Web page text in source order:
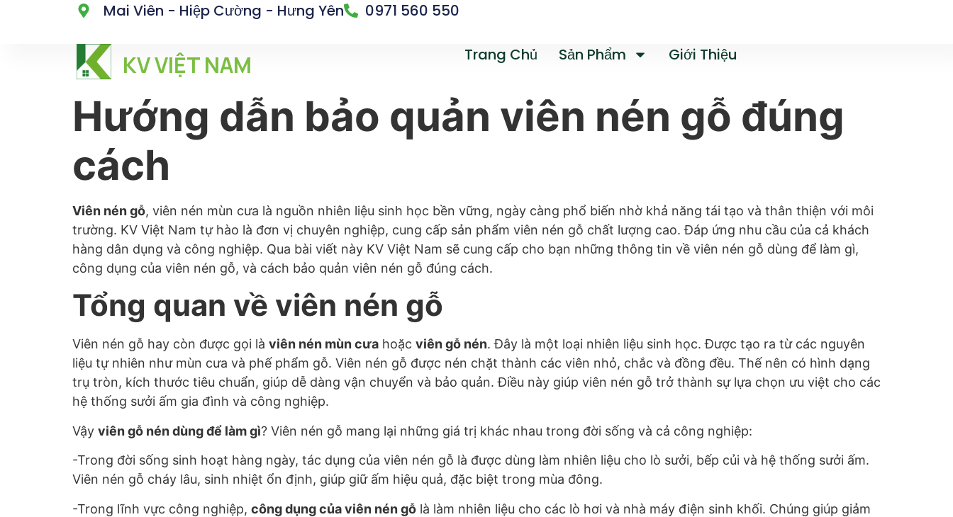
Mai Viên - Hiệp Cường - Hưng Yên 0971 560 550
KV VIỆT NAM Trang Chủ Sản Phẩm Giới Thiệu
Hướng dẫn bảo quản viên nén gỗ đúng
cách
Viên nén gỗ, viên nén mùn cưa là nguồn nhiên liệu sinh học bền vững, ngày càng phổ biến nhờ khả năng tái tạo và thân thiện với môi
trường. KV Việt Nam tự hào là đơn vị chuyên nghiệp, cung cấp sản phẩm viên nén gỗ chất lượng cao. Đáp ứng nhu cầu của cả khách
hàng dân dụng và công nghiệp. Qua bài viết này KV Việt Nam sẽ cung cấp cho bạn những thông tin về viên nén gỗ dùng để làm gì,
công dụng của viên nén gỗ, và cách bảo quản viên nén gỗ đúng cách.
Tổng quan về viên nén gỗ
Viên nén gỗ hay còn được gọi là viên nén mùn cưa hoặc viên gỗ nén. Đây là một loại nhiên liệu sinh học. Được tạo ra từ các nguyên
liệu tự nhiên như mùn cưa và phế phẩm gỗ. Viên nén gỗ được nén chặt thành các viên nhỏ, chắc và đồng đều. Thế nên có hình dạng
trụ tròn, kích thước tiêu chuẩn, giúp dễ dàng vận chuyển và bảo quản. Điều này giúp viên nén gỗ trở thành sự lựa chọn ưu việt cho các
hệ thống sưởi ấm gia đình và công nghiệp.
Vậy viên gỗ nén dùng để làm gì? Viên nén gỗ mang lại những giá trị khác nhau trong đời sống và cả công nghiệp:
-Trong đời sống sinh hoạt hàng ngày, tác dụng của viên nén gỗ là được dùng làm nhiên liệu cho lò sưởi, bếp củi và hệ thống sưởi ấm.
Viên nén gỗ cháy lâu, sinh nhiệt ổn định, giúp giữ ấm hiệu quả, đặc biệt trong mùa đông.
-Trong lĩnh vực công nghiệp, công dụng của viên nén gỗ là làm nhiên liệu cho các lò hơi và nhà máy điện sinh khối. Chúng giúp giảm